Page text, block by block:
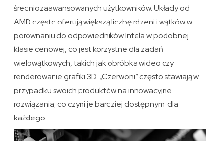
średniozaawansowanych użytkowników. Układy od
AMD często oferują większą liczbę rdzeni i wątków w
porównaniu do odpowiedników Intela w podobnej
klasie cenowej, co jest korzystne dla zadań
wielowątkowych, takich jak obróbka wideo czy
renderowanie grafiki 3D. „Czerwoni” często stawiają w
przypadku swoich produktów na innowacyjne
rozwiązania, co czyni je bardziej dostępnymi dla
każdego.